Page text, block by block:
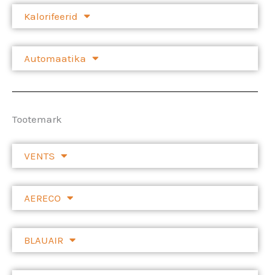
Kalorifeerid
Automaatika
Tootemark
VENTS
AERECO
BLAUAIR